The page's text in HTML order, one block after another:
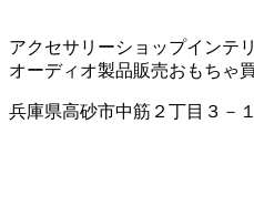
アクセサリーショップインテ
オーディオ製品販売おもちゃ
兵庫県高砂市中筋２丁目３－１